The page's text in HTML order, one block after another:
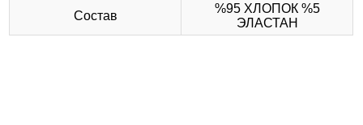
Состав
%95 ХЛОПОК %5
ЭЛАСТАН